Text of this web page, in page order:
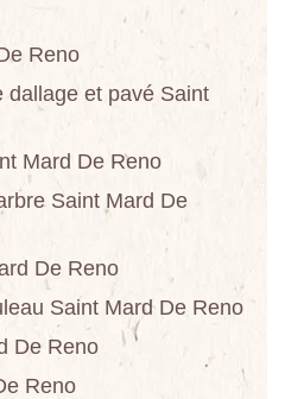
Reno
dallage et pavé Saint
Mard De Reno
Saint Mard De
De Reno
Saint Mard De Reno
De Reno
Reno